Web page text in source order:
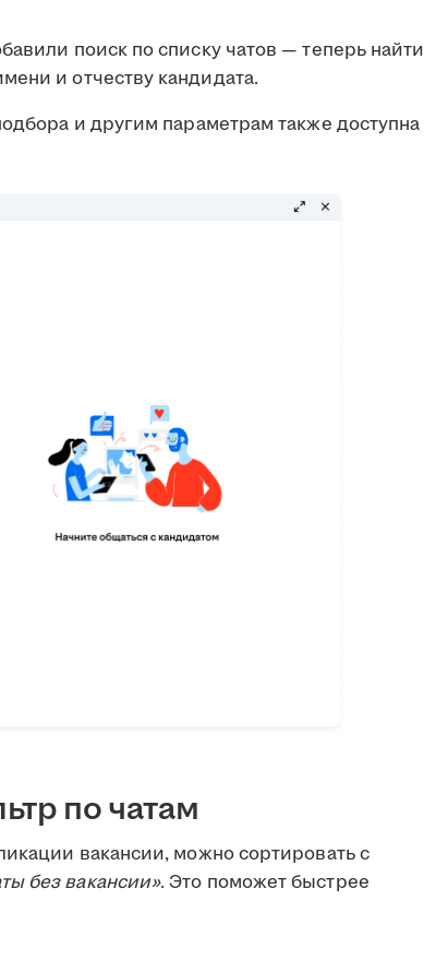
поиск по списку чатов — теперь найти
и отчеству кандидата.
и другим параметрам также доступна
по чатам
вакансии, можно сортировать с
без вакансии». Это поможет быстрее